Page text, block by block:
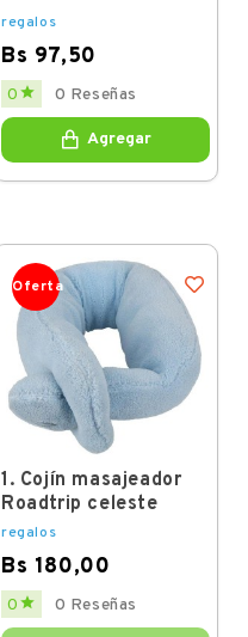
regalos
Bs 97,50
Price
0  0 Reseñas
Agregar
Oferta
1. Cojín masajeador
Roadtrip celeste
regalos
Bs 180,00
Price
0  0 Reseñas